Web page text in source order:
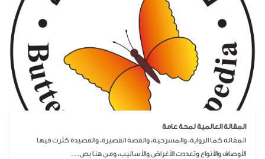
المقالة العالمية لمحة عامة
المقالة كما الرواية، والمسرحية، والقصة القصيرة، والقصيدة كثرت فيها
الأوصاف والأنواع وتعددت الأغراض والأساليب، ومن هنا يص...